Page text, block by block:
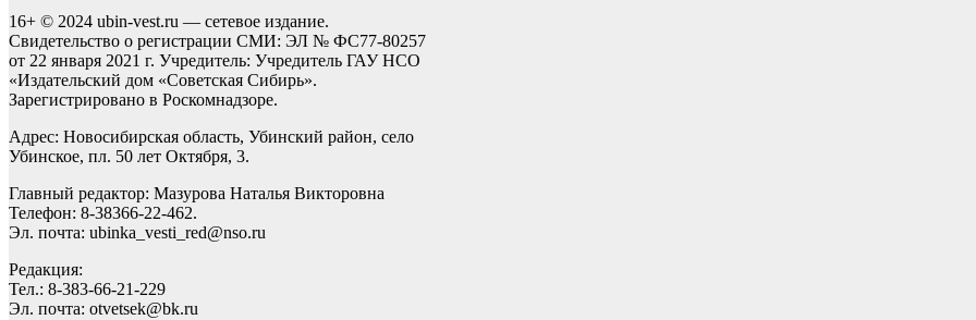
16+ © 2024 ubin-vest.ru — сетевое издание.
Свидетельство о регистрации СМИ: ЭЛ № ФС77-80257
от 22 января 2021 г. Учредитель: Учредитель ГАУ НСО
«Издательский дом «Советская Сибирь».
Зарегистрировано в Роскомнадзоре.
Адрес: Новосибирская область, Убинский район, село
Убинское, пл. 50 лет Октября, 3.
Главный редактор: Мазурова Наталья Викторовна
Телефон: 8-38366-22-462.
Эл. почта: ubinka_vesti_red@nso.ru
Редакция:
Тел.: 8-383-66-21-229
Эл. почта: otvetsek@bk.ru